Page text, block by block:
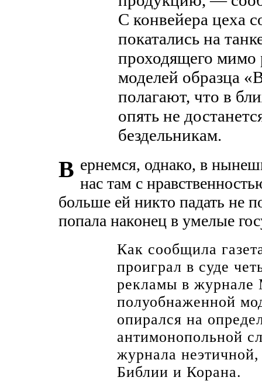
С конвейера цеха
покатались на
проходящего мимо
моделей образца
полагают, что в
опять не
бездельникам.
В ернемся, однако, в
нас там с
больше ей никто падать не
попала наконец в умелые
Как сообщила
проиграл в суде
рекламы в журнале
полуобнаженной
опирался на
антимонопольной
журнала неэтичной,
Библии и Корана.